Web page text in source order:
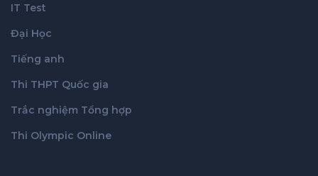
IT Test
Đại Học
Tiếng anh
Thi THPT Quốc gia
Trắc nghiệm Tổng hợp
Thi Olympic Online